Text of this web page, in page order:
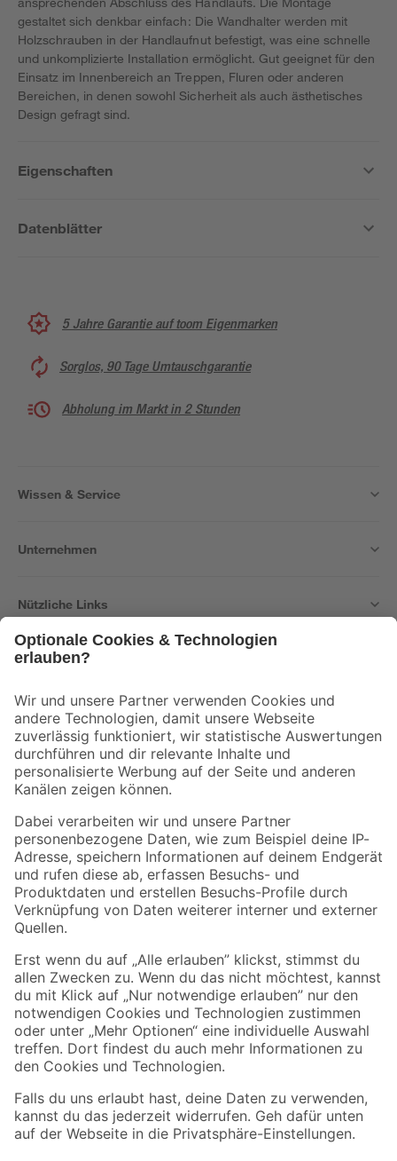
gestaltet sich denkbar einfach: Die Wandhalter werden mit
Holzschrauben in der Handlaufnut befestigt, was eine schnelle
und unkomplizierte Installation ermöglicht. Gut geeignet für den
Einsatz im Innenbereich an Treppen, Fluren oder anderen
Bereichen, in denen sowohl Sicherheit als auch ästhetisches
Design gefragt sind.
Eigenschaften
Datenblätter
5 Jahre Garantie auf toom Eigenmarken
Sorglos, 90 Tage Umtauschgarantie
Abholung im Markt in 2 Stunden
Wissen & Service
Unternehmen
Nützliche Links
Der toom Newsletter: Keine Angebote und Aktionen mehr verpassen!
Zur Newsletter Anmeldung
Folge uns
Zahlungsarten Versandarten
Sicher einkaufen
Jetzt die toom-App herunterladen
Alle Preisangaben in EUR inkl. gesetzl. MwSt.. Die dargestellten Angebote sind unter
Umständen nicht in allen Märkten verfügbar. Die angegebenen Verfügbarkeiten beziehen